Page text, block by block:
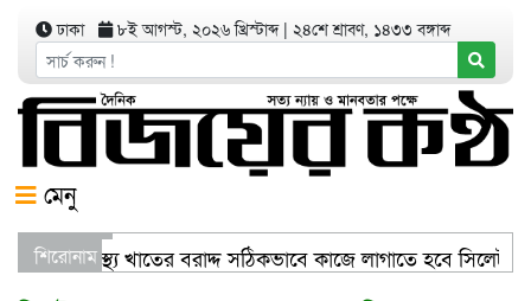
ঢাকা ৮ই আগস্ট, ২০২৬ খ্রিস্টাব্দ| ২৪শে শ্রাবণ, ১৪৩৩ বঙ্গাব্দ
মেনু
শিরোনামস্বাস্থ্য খাতের বরাদ্দ সঠিকভাবে কাজে লাগাতে হবে
যার যেখানে খালি জায়গা আছে, গাছ লাগান — আব্দুল কাইয়ুম